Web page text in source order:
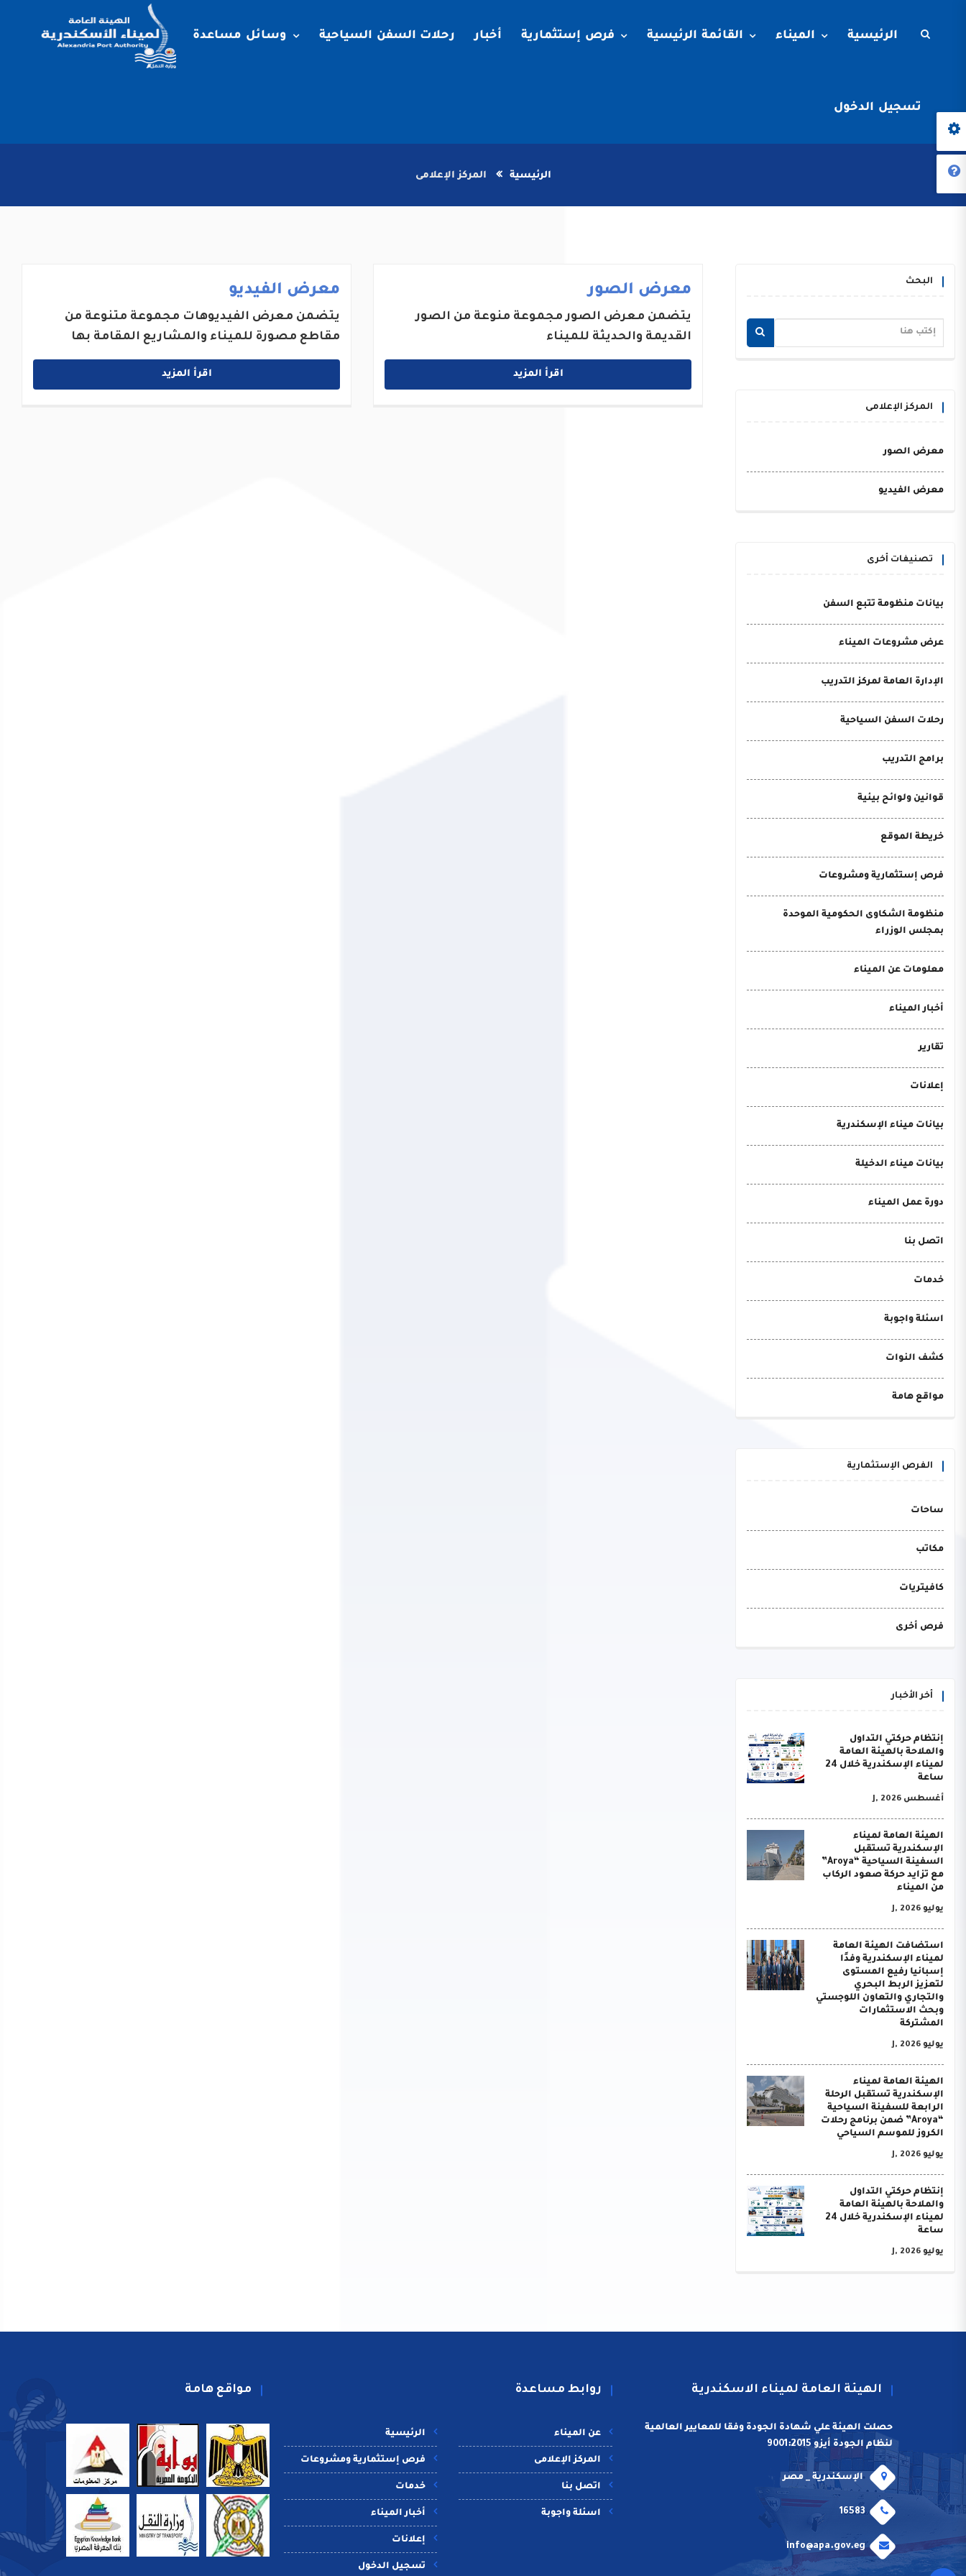
الرئيسية الميناء القائمة الرئيسية فرص إستثمارية أخبار رحلات السفن السياحية وسائل مساعدة
تسجيل الدخول
الرئيسية المركز الإعلامى
البحث
المركز الإعلامى
معرض الصور
معرض الفيديو
تصنيفات أخرى
بيانات منظومة تتبع السفن
عرض مشروعات الميناء
الإدارة العامة لمركز التدريب
رحلات السفن السياحية
برامج التدريب
قوانين ولوائح بيئية
خريطة الموقع
فرص إستثمارية ومشروعات
منظومة الشكاوى الحكومية الموحدة
بمجلس الوزراء
معلومات عن الميناء
أخبار الميناء
تقارير
إعلانات
بيانات ميناء الإسكندرية
بيانات ميناء الدخيلة
دورة عمل الميناء
اتصل بنا
خدمات
اسئلة واجوبة
كشف النوات
مواقع هامة
الفرص الإستثمارية
ساحات
مكاتب
كافيتريات
فرص أخرى
أخر الأخبار
إنتظام حركتي التداول
والملاحة بالهيئة العامة
لميناء الإسكندرية خلال 24
ساعة
أغسطس J, 2026
الهيئة العامة لميناء
الإسكندرية تستقبل
السفينة السياحية “Aroya”
مع تزايد حركة صعود الركاب
من الميناء
يوليو J, 2026
استضافت الهيئة العامة
لميناء الإسكندرية وفدًا
إسبانيا رفيع المستوى
لتعزيز الربط البحري
والتجاري والتعاون اللوجستي
وبحث الاستثمارات
المشتركة
يوليو J, 2026
الهيئة العامة لميناء
الإسكندرية تستقبل الرحلة
الرابعة للسفينة السياحية
“Aroya” ضمن برنامج رحلات
الكروز للموسم السياحي
يوليو J, 2026
إنتظام حركتي التداول
والملاحة بالهيئة العامة
لميناء الإسكندرية خلال 24
ساعة
يوليو J, 2026
معرض الصور
يتضمن معرض الصور مجموعة منوعة من الصور
القديمة والحديثة للميناء
اقرأ المزيد
معرض الفيديو
يتضمن معرض الفيديوهات مجموعة متنوعة من
مقاطع مصورة للميناء والمشاريع المقامة بها
اقرأ المزيد
الهيئة العامة لميناء الاسكندرية
حصلت الهيئة علي شهادة الجودة وفقا للمعايير العالمية
لنظام الجودة أيزو 9001:2015
الإسكندرية _ مصر
16583
info@apa.gov.eg
روابط مساعدة
الرئيسية
فرص إستثمارية ومشروعات
خدمات
أخبار الميناء
إعلانات
تسجيل الدخول
عن الميناء
المركز الإعلامى
اتصل بنا
اسئلة واجوبة
مواقع هامة